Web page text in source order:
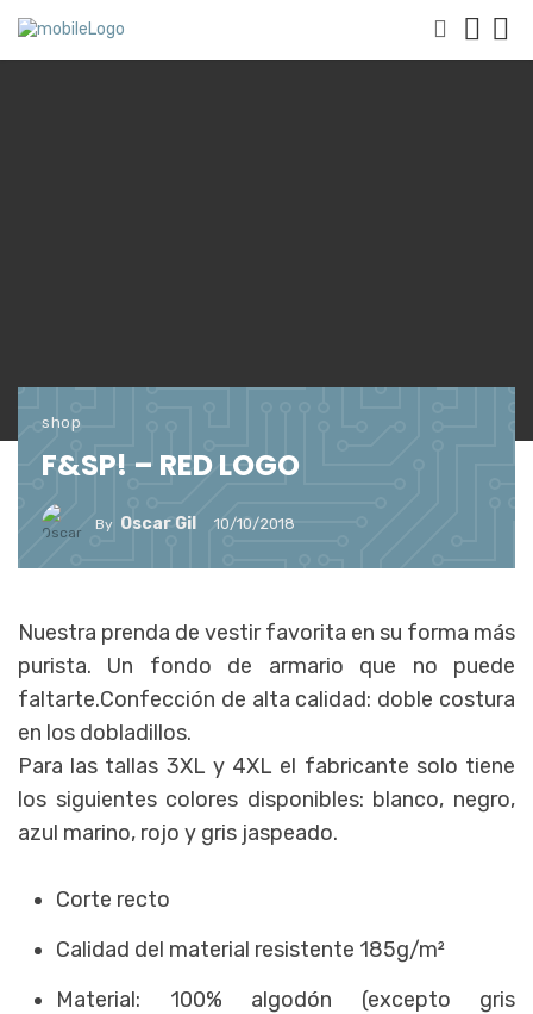
shop
F&SP! – RED LOGO
By Oscar Gil 10/10/2018
Nuestra prenda de vestir favorita en su forma más
purista. Un fondo de armario que no puede
faltarte.Confección de alta calidad: doble costura
en los dobladillos.
Para las tallas 3XL y 4XL el fabricante solo tiene
los siguientes colores disponibles: blanco, negro,
azul marino, rojo y gris jaspeado.
Corte recto
Calidad del material resistente 185g/m²
Material: 100% algodón (excepto gris